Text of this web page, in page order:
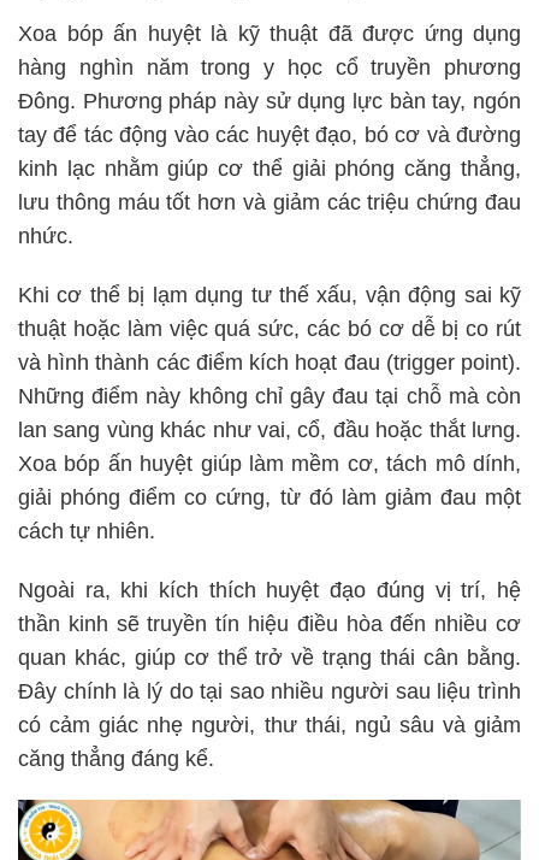
Xoa bóp ấn huyệt là kỹ thuật đã được ứng dụng
hàng nghìn năm trong y học cổ truyền phương
Đông. Phương pháp này sử dụng lực bàn tay, ngón
tay để tác động vào các huyệt đạo, bó cơ và đường
kinh lạc nhằm giúp cơ thể giải phóng căng thẳng,
lưu thông máu tốt hơn và giảm các triệu chứng đau
nhức.
Khi cơ thể bị lạm dụng tư thế xấu, vận động sai kỹ
thuật hoặc làm việc quá sức, các bó cơ dễ bị co rút
và hình thành các điểm kích hoạt đau (trigger point).
Những điểm này không chỉ gây đau tại chỗ mà còn
lan sang vùng khác như vai, cổ, đầu hoặc thắt lưng.
Xoa bóp ấn huyệt giúp làm mềm cơ, tách mô dính,
giải phóng điểm co cứng, từ đó làm giảm đau một
cách tự nhiên.
Ngoài ra, khi kích thích huyệt đạo đúng vị trí, hệ
thần kinh sẽ truyền tín hiệu điều hòa đến nhiều cơ
quan khác, giúp cơ thể trở về trạng thái cân bằng.
Đây chính là lý do tại sao nhiều người sau liệu trình
có cảm giác nhẹ người, thư thái, ngủ sâu và giảm
căng thẳng đáng kể.